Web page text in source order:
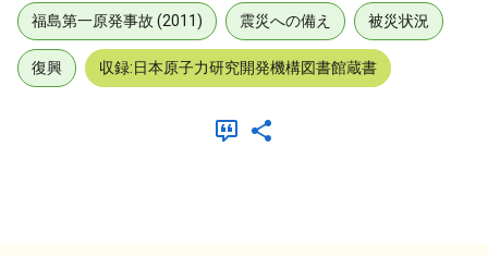
福島第一原発事故 (2011) 震災への備え 被災状況
復興 収録:日本原子力研究開発機構図書館蔵書